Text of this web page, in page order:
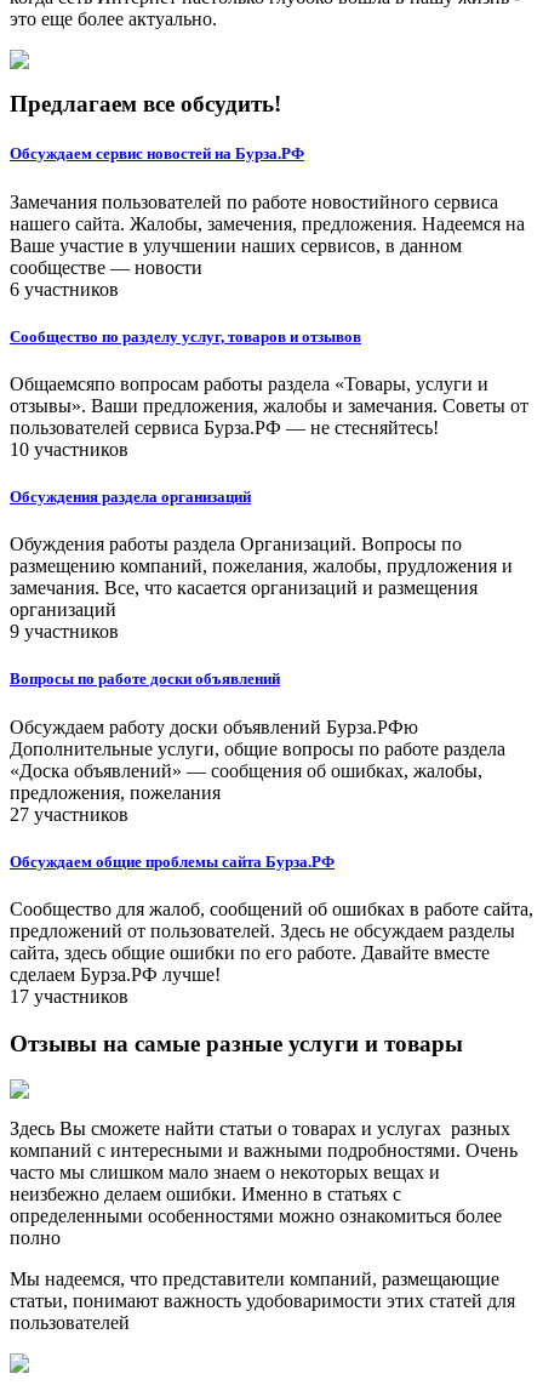
это еще более актуально.
Предлагаем все обсудить!
Обсуждаем сервис новостей на Бурза.РФ
Замечания пользователей по работе новостийного сервиса
нашего сайта. Жалобы, замечения, предложения. Надеемся на
Ваше участие в улучшении наших сервисов, в данном
сообществе — новости
6 участников
Сообщество по разделу услуг, товаров и отзывов
Общаемсяпо вопросам работы раздела «Товары, услуги и
отзывы». Ваши предложения, жалобы и замечания. Советы от
пользователей сервиса Бурза.РФ — не стесняйтесь!
10 участников
Обсуждения раздела организаций
Обуждения работы раздела Организаций. Вопросы по
размещению компаний, пожелания, жалобы, прудложения и
замечания. Все, что касается организаций и размещения
организаций
9 участников
Вопросы по работе доски объявлений
Обсуждаем работу доски объявлений Бурза.РФю
Дополнительные услуги, общие вопросы по работе раздела
«Доска объявлений» — сообщения об ошибках, жалобы,
предложения, пожелания
27 участников
Обсуждаем общие проблемы сайта Бурза.РФ
Сообщество для жалоб, сообщений об ошибках в работе сайта,
предложений от пользователей. Здесь не обсуждаем разделы
сайта, здесь общие ошибки по его работе. Давайте вместе
сделаем Бурза.РФ лучше!
17 участников
Отзывы на самые разные услуги и товары
Здесь Вы сможете найти статьи о товарах и услугах разных
компаний с интересными и важными подробностями. Очень
часто мы слишком мало знаем о некоторых вещах и
неизбежно делаем ошибки. Именно в статьях с
определенными особенностями можно ознакомиться более
полно
Мы надеемся, что представители компаний, размещающие
статьи, понимают важность удобоваримости этих статей для
пользователей